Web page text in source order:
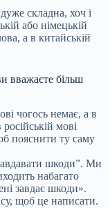
складна, хоч і
або німецькій
а в китайській
вважаєте більш
чогось немає, а в
мові
пояснити ту саму
шкоди”. Ми
набагато
завдає шкоди».
щоб це написати.